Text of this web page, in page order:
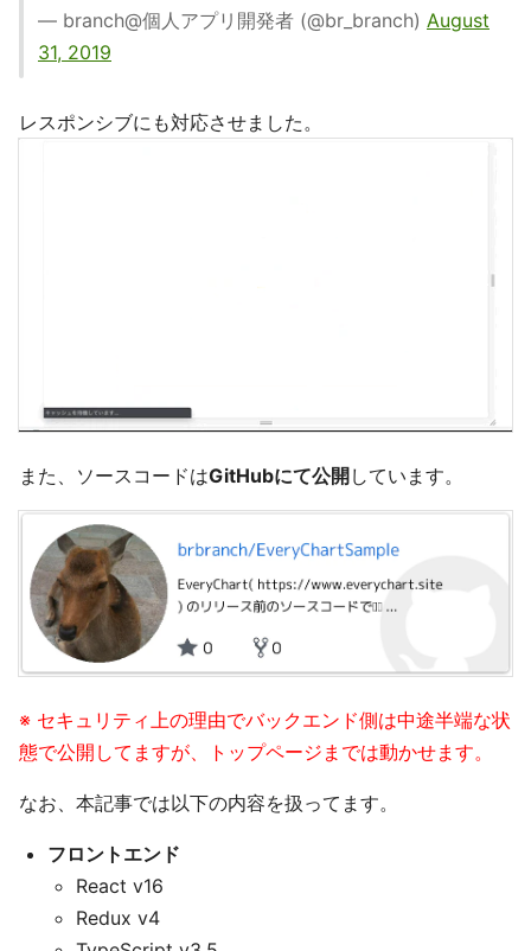
— branch@個人アプリ開発者 (@br_branch) August
31, 2019
レスポンシブにも対応させました。
また、ソースコードはGitHubにて公開 しています。
※ セキュリティ上の理由でバックエンド側は中途半端な状
態で公開してますが、トップページまでは動かせます。
なお、本記事では以下の内容を扱ってます。
フロントエンド
React v16
Redux v4